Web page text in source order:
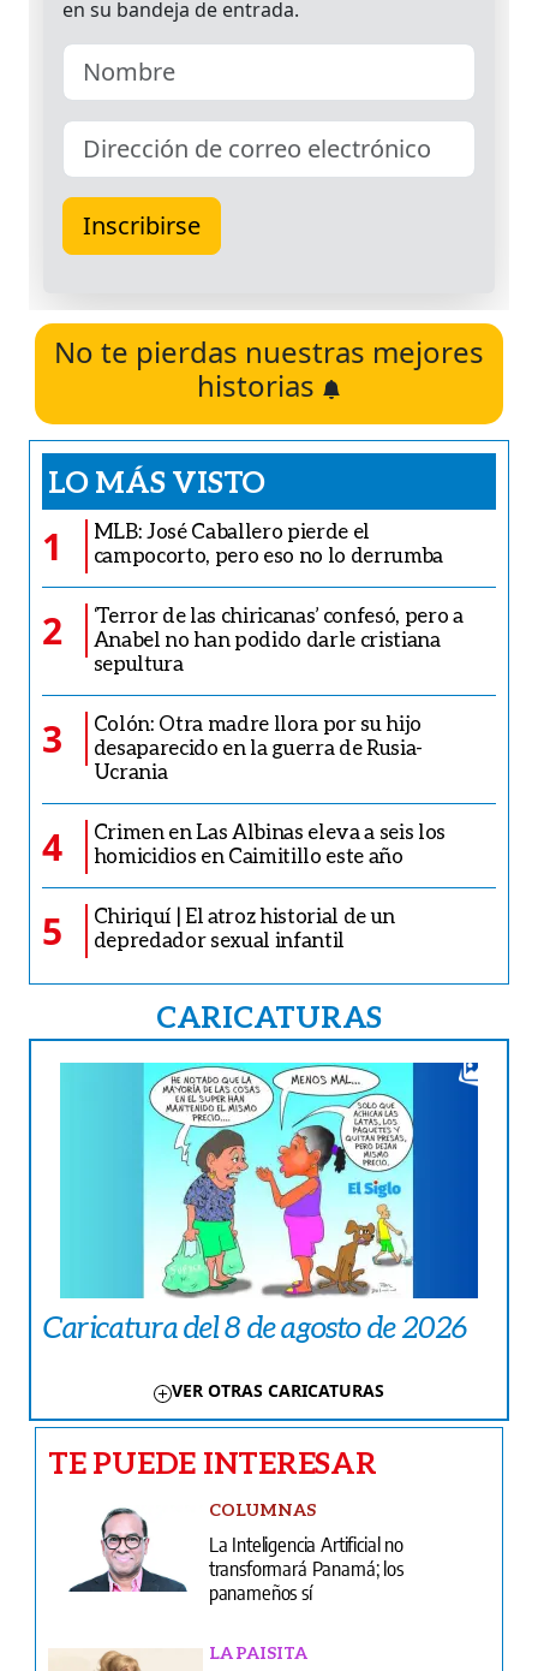
No te pierdas nuestras mejores
historias
LO MÁS VISTO
1
MLB: José Caballero pierde el
campocorto, pero eso no lo derrumba
2
‘Terror de las chiricanas’ confesó, pero a
Anabel no han podido darle cristiana
sepultura
3
Colón: Otra madre llora por su hijo
desaparecido en la guerra de Rusia-
Ucrania
4
Crimen en Las Albinas eleva a seis los
homicidios en Caimitillo este año
5
Chiriquí | El atroz historial de un
depredador sexual infantil
CARICATURAS
Caricatura del 8 de agosto de 2026
VER OTRAS CARICATURAS
TE PUEDE INTERESAR
COLUMNAS
La Inteligencia Artificial no
transformará Panamá; los
panameños sí
LA PAISITA